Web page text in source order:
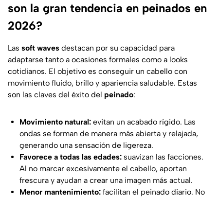
son la gran tendencia en peinados en
2026?
Las soft waves destacan por su capacidad para
adaptarse tanto a ocasiones formales como a looks
cotidianos. El objetivo es conseguir un cabello con
movimiento fluido, brillo y apariencia saludable. Estas
son las claves del éxito del peinado:
Movimiento natural: evitan un acabado rígido. Las
ondas se forman de manera más abierta y relajada,
generando una sensación de ligereza.
Favorece a todas las edades: suavizan las facciones.
Al no marcar excesivamente el cabello, aportan
frescura y ayudan a crear una imagen más actual.
Menor mantenimiento: facilitan el peinado diario. No